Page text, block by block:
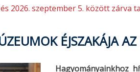
2026. szeptember 5. között
ÉJSZAKÁJA
Hagyományainkhoz